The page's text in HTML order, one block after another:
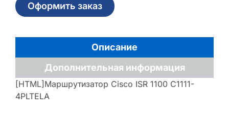
Оформить заказ
Описание
Дополнительная информация
[HTML]Маршрутизатор Cisco ISR 1100 C1111-
4PLTELA